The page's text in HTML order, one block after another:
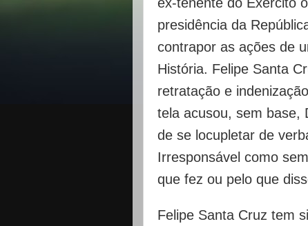
presidência da
contrapor as ações de
História. Felipe Santa
retratação e
tela acusou, sem base,
de se locupletar de
Irresponsável como
que fez ou pelo que
Felipe Santa Cruz tem